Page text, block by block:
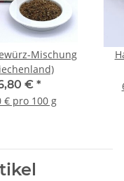
Mischung
€ *
€ pro 100 g